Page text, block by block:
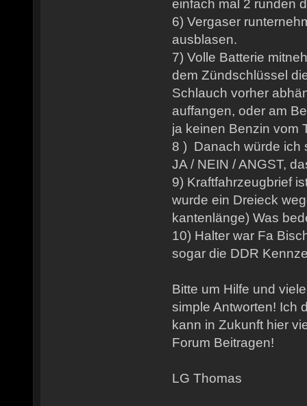
einfach mal 2 runden
6) Vergaser
ausblasen.
7) Volle Batterie
dem Zündschlüssel
Schlauch vorher
auffangen, oder am
ja keinen Benzin vom
8 ) Danach würde ich
JA / NEIN / ANGST,
9) Kraftfahrzeugbrief
wurde ein Dreieck
kantenlänge) Was
10) Halter war Fa
sogar die DDR
Bitte um Hilfe und
simple Antworten! Ich
kann in Zukunft hier
Forum Beitragen!
LG Thomas